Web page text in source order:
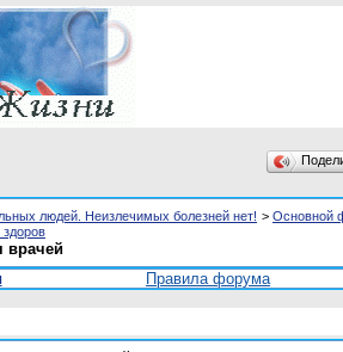
людей. Неизлечимых болезней нет! > Основной
здоров
врачей
Правила форума